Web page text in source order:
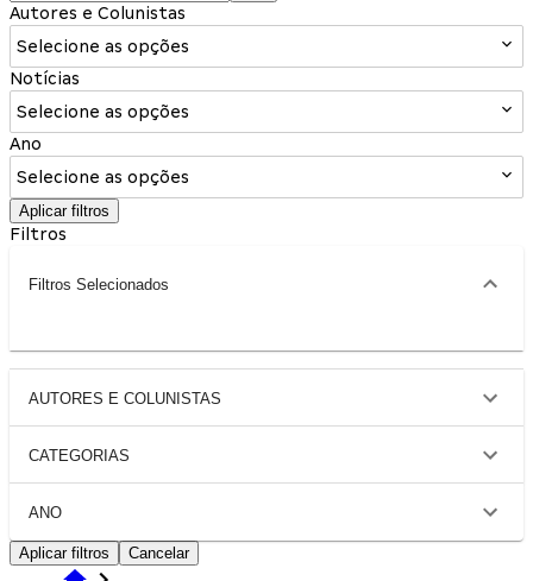
Autores e Colunistas
Selecione as opções
Notícias
Selecione as opções
Ano
Selecione as opções
Aplicar filtros
Filtros
Filtros Selecionados
AUTORES E COLUNISTAS
CATEGORIAS
ANO
Aplicar filtros Cancelar